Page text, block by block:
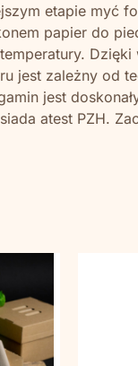
etapie
papier do
jest zależny od
jest
atest PZH.